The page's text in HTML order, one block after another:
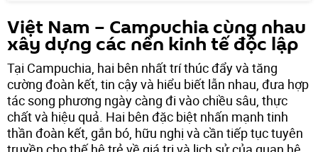
Việt Nam – Campuchia cùng nhau
xây dựng các nền kinh tế độc lập
Tại Campuchia, hai bên nhất trí thúc đẩy và tăng
cường đoàn kết, tin cậy và hiểu biết lẫn nhau, đưa hợp
tác song phương ngày càng đi vào chiều sâu, thực
chất và hiệu quả. Hai bên đặc biệt nhấn mạnh tinh
thần đoàn kết, gắn bó, hữu nghị và cần tiếp tục tuyên